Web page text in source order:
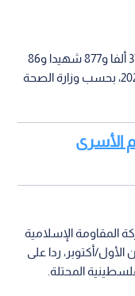
وبلغت حصيلة ضحايا العدوان على غزة إلى 37 ألفا و877 شهيدا و86
ألفا 969 مصابا منذ 7 أكتوبر/تشرين الأول 2023، بحسب وزارة الصحة
الأسرى
المقاومة الإسلامية
طوفان الأقصى في 7 تشرين الأول/أكتوبر، ردا على
المحتلة.